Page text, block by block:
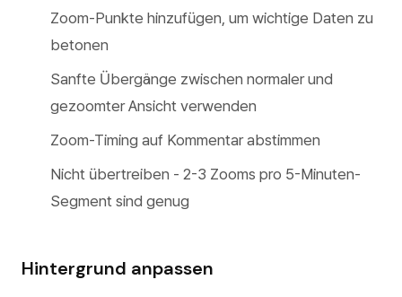
Zoom-Punkte hinzufügen, um wichtige Daten zu
betonen
Sanfte Übergänge zwischen normaler und
gezoomter Ansicht verwenden
Zoom-Timing auf Kommentar abstimmen
Nicht übertreiben - 2-3 Zooms pro 5-Minuten-
Segment sind genug
Hintergrund anpassen